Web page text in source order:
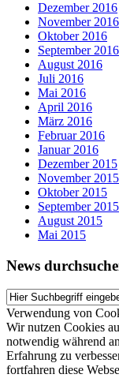
Dezember 2016
November 2016
Oktober 2016
September 2016
August 2016
Juli 2016
Mai 2016
April 2016
März 2016
Februar 2016
Januar 2016
Dezember 2015
November 2015
Oktober 2015
September 2015
August 2015
Mai 2015
News
Verwendung von
Wir nutzen Cookies
notwendig während
Erfahrung zu
fortfahren diese